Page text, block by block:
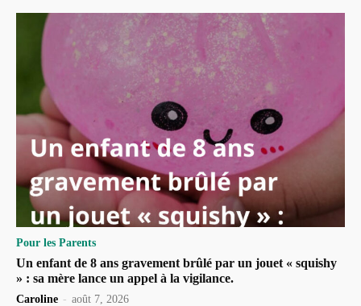
Pour les Parents
Un enfant de 8 ans gravement brûlé par un jouet « squishy
» : sa mère lance un appel à la vigilance.
Caroline - août 7, 2026